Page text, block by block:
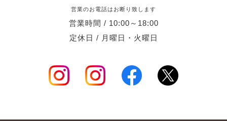
営業のお電話はお断り致します
営業時間 / 10:00～18:00
定休日 / 月曜日・火曜日